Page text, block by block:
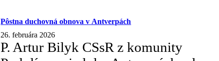
Pôstna duchovná obnova v Antverpách
26. februára 2026
P. Artur Bilyk CSsR z komunity